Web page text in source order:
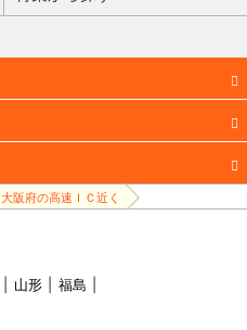
大阪府の高速ＩＣ近く
山形
福島